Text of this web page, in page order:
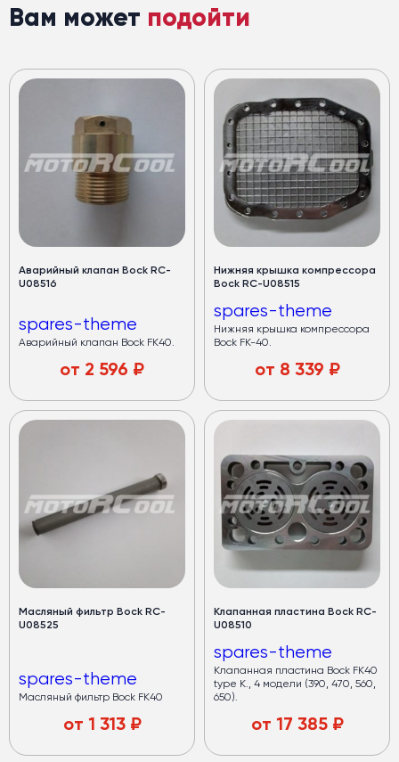
Вам может подойти
Аварийный клапан Bock RC-
U08516
spares-theme
Аварийный клапан Bock FK40.
от 2 596 ₽
Нижняя крышка компрессора
Bock RC-U08515
spares-theme
Нижняя крышка компрессора
Bock FK-40.
от 8 339 ₽
Масляный фильтр Bock RC-
U08525
spares-theme
Масляный фильтр Bock FK40
от 1 313₽
Клапанная пластина Bock RC-
U08510
spares-theme
Клапанная пластина Bock FK40
type K., 4 модели (390, 470, 560,
650).
от 17 385₽